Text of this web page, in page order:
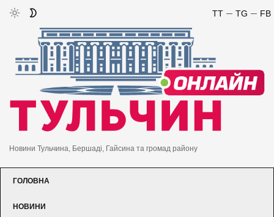
FB
TG
TT
Новини Тульчина, Бершаді, Гайсина та громад району
ГОЛОВНА
НОВИНИ